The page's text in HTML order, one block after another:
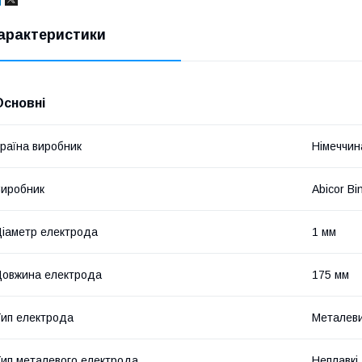
виробник
Abicor
електрода 1 мм
електрода 175 мм
електрода